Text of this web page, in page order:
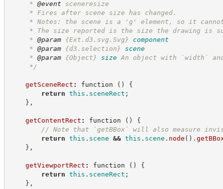
* @event sceneresize
* Fires after scene size has changed.
* Notes: the scene is a 'g' element, so it
* The size reported is the size the drawing is
* @param {Ext.d3.svg.Svg}
component
* @param {d3.selection}
scene
* @param {Object} size An object with `width`
*/
getSceneRect : function ( )
{
return this . sceneRect ;
} ,
getContentRect : function ( )
{
// Note that `getBBox` will also measure
return this . scene && this . scene . node ( ) .
} ,
getViewportRect : function ( )
{
return this . sceneRect ;
} ,